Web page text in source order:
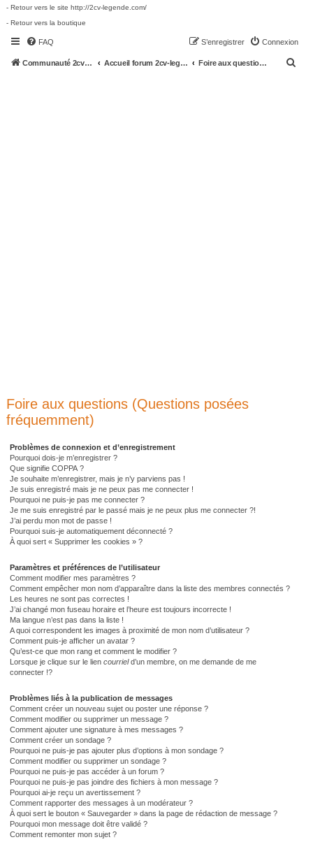
- Retour vers le site http://2cv-legende.com/
- Retour vers la boutique
FAQ Connexion
S’enregistrer
Communauté 2cv-legende.com Accueil forum 2cv-legende.com Foire aux questions (Questions posées fréquemment)
Foire aux questions (Questions posées
fréquemment)
Problèmes de connexion et d’enregistrement
Pourquoi dois-je m’enregistrer ?
Que signifie COPPA ?
Je souhaite m’enregistrer, mais je n’y parviens pas !
Je suis enregistré mais je ne peux pas me connecter !
Pourquoi ne puis-je pas me connecter ?
Je me suis enregistré par le passé mais je ne peux plus me connecter ?!
J’ai perdu mon mot de passe !
Pourquoi suis-je automatiquement déconnecté ?
À quoi sert « Supprimer les cookies » ?
Paramètres et préférences de l’utilisateur
Comment modifier mes paramètres ?
Comment empêcher mon nom d’apparaître dans la liste des membres connectés ?
Les heures ne sont pas correctes !
J’ai changé mon fuseau horaire et l’heure est toujours incorrecte !
Ma langue n’est pas dans la liste !
A quoi correspondent les images à proximité de mon nom d’utilisateur ?
Comment puis-je afficher un avatar ?
Qu’est-ce que mon rang et comment le modifier ?
Lorsque je clique sur le lien courrield’un membre, on me demande de me
connecter !?
Problèmes liés à la publication de messages
Comment créer un nouveau sujet ou poster une réponse ?
Comment modifier ou supprimer un message ?
Comment ajouter une signature à mes messages ?
Comment créer un sondage ?
Pourquoi ne puis-je pas ajouter plus d’options à mon sondage ?
Comment modifier ou supprimer un sondage ?
Pourquoi ne puis-je pas accéder à un forum ?
Pourquoi ne puis-je pas joindre des fichiers à mon message ?
Pourquoi ai-je reçu un avertissement ?
Comment rapporter des messages à un modérateur ?
À quoi sert le bouton « Sauvegarder » dans la page de rédaction de message ?
Pourquoi mon message doit être validé ?
Comment remonter mon sujet ?